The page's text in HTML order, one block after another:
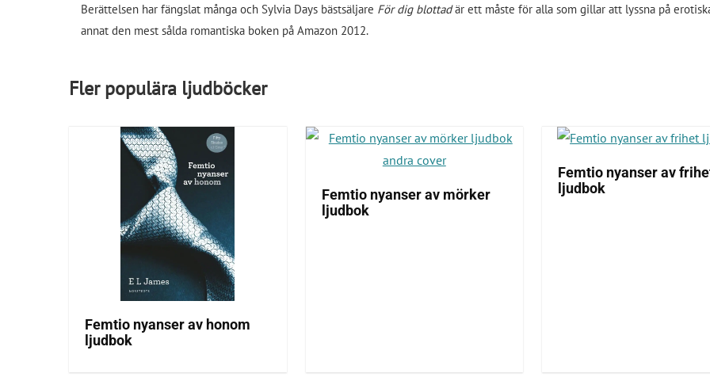
Berättelsen har fängslat många och Sylvia Days bästsäljare För dig blottadär ett måste för alla som gillar att lyssna på
annat den mest sålda romantiska boken på Amazon 2012.
Fler populära ljudböcker
Femtio nyanser av honom
ljudbok
Femtio nyanser av mörker
ljudbok
Femtio nyanser av
ljudbok